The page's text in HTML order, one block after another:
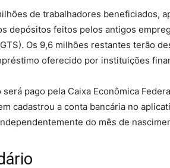
de trabalhadores beneficiados,
depósitos feitos pelos antigos
Os 9,6 milhões restantes terão
oferecido por instituições
será pago pela Caixa Econômica
cadastrou a conta bancária no
do mês de